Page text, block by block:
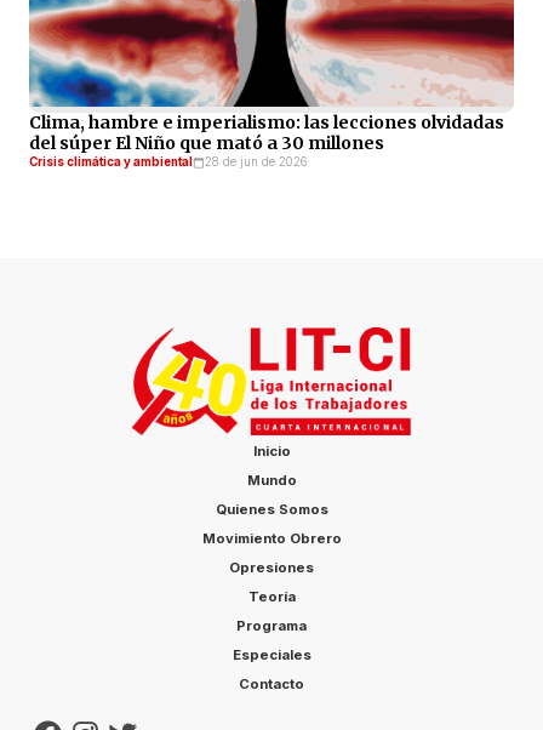
Clima, hambre e imperialismo: las lecciones olvidadas
del súper El Niño que mató a 30 millones
Crisis climática y ambiental 28 de jun de 2026
Inicio
Mundo
Quienes Somos
Movimiento Obrero
Opresiones
Teoría
Programa
Especiales
Contacto